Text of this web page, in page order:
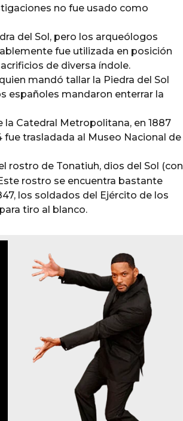
no fue usado como
del Sol, pero los arqueólogos
fue utilizada en posición
de diversa índole.
mandó tallar la Piedra del Sol
españoles mandaron enterrar la
Catedral Metropolitana, en 1887
fue trasladada al Museo Nacional de
rostro de Tonatiuh, dios del Sol (con
rostro se encuentra bastante
los soldados del Ejército de los
tiro al blanco.